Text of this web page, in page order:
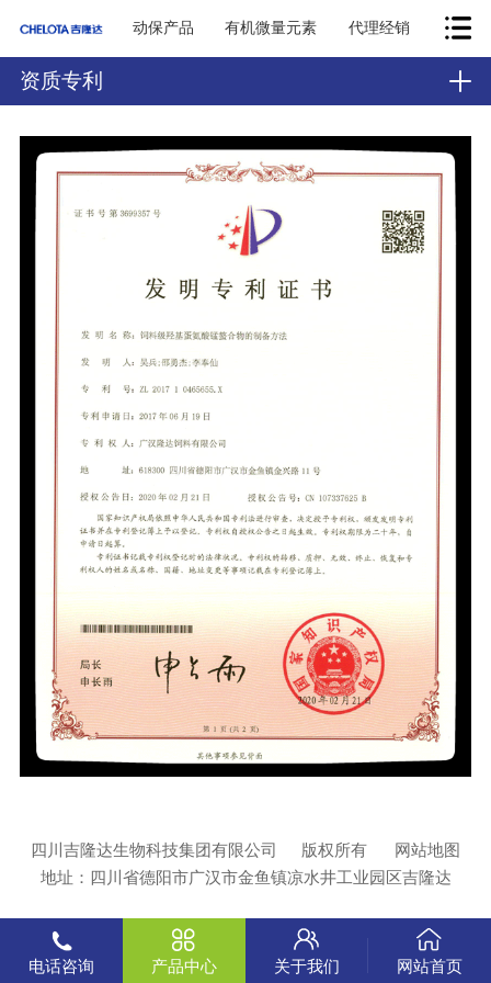
动保产品 有机微量元素 代理经销
资质专利
四川吉隆达生物科技集团有限公司 版权所有
网站地图
地址：四川省德阳市广汉市金鱼镇凉水井工业园区吉隆达
电话咨询 产品中心 关于我们 网站首页